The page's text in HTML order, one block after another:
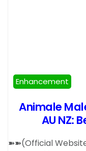
Enhancement
Animale
AU NZ:
➽➽(Official